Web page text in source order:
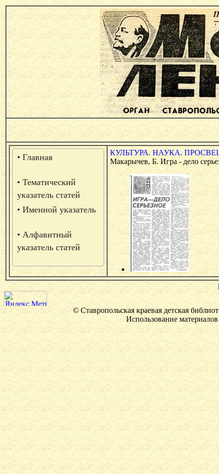
• Главная
• Тематический
указатель статей
• Именной указатель
• Алфавитный
указатель статей
КУЛЬТУРА. НАУКА.
Макарычев, Б. Игра - дело
© Ставропольская краевая детская
Использование